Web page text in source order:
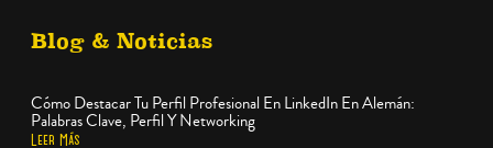
Blog & Noticias
Cómo Destacar Tu Perfil Profesional En LinkedIn En Alemán:
Palabras Clave, Perfil Y Networking
Leer Más